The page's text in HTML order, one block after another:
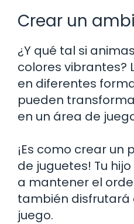
Crear un
¿Y qué tal si
colores vibrantes?
en diferentes
pueden
en un área de
¡Es como crear un
de juguetes! Tu
a mantener el
también disfrutará
juego.